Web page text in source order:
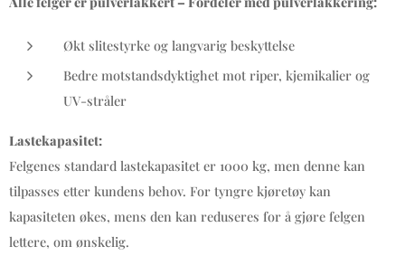
Økt slitestyrke og langvarig beskyttelse
Bedre motstandsdyktighet mot riper, kjemikalier og
UV-stråler
Lastekapasitet:
Felgenes standard lastekapasitet er 1000 kg, men denne kan
tilpasses etter kundens behov. For tyngre kjøretøy kan
kapasiteten økes, mens den kan reduseres for å gjøre felgen
lettere, om ønskelig.